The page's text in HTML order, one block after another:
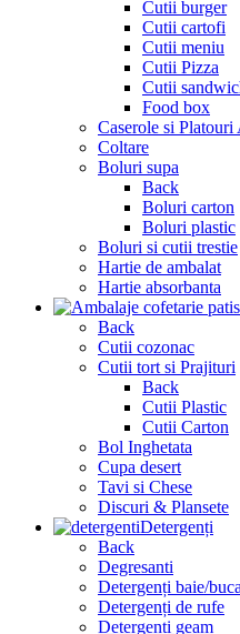
Cutii burger
Cutii cartofi
Cutii meniu
Cutii Pizza
Cutii
Food box
Caserole si
Coltare
Boluri supa
Back
Boluri carton
Boluri plastic
Boluri si cutii trestie
Hartie de ambalat
Hartie absorbanta
Back
Cutii cozonac
Cutii tort si Prajituri
Back
Cutii Plastic
Cutii Carton
Bol Inghetata
Cupa desert
Tavi si Chese
Discuri & Plansete
Detergenți
Back
Degresanti
Detergenți baie/
Detergenți de rufe
Detergenți geam